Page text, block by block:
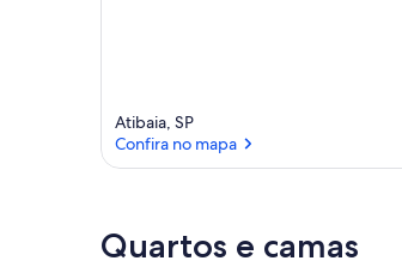
Atibaia, SP
Confira no mapa
Quartos e camas